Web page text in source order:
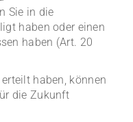
Sie in die
haben oder einen
haben (Art. 20
haben, können
die Zukunft